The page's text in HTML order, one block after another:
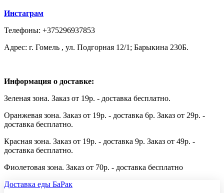
Инстаграм
Телефоны: +375296937853
Адрес: г. Гомель , ул. Подгорная 12/1; Барыкина 230Б.
Информация о доставке:
Зеленая зона. Заказ от 19р. - доставка бесплатно.
Оранжевая зона. Заказ от 19р. - доставка 6р. Заказ от 29р. -
доставка бесплатно.
Красная зона. Заказ от 19р. - доставка 9р. Заказ от 49р. -
доставка бесплатно.
Фиолетовая зона. Заказ от 70р. - доставка бесплатно
Доставка еды БаРак